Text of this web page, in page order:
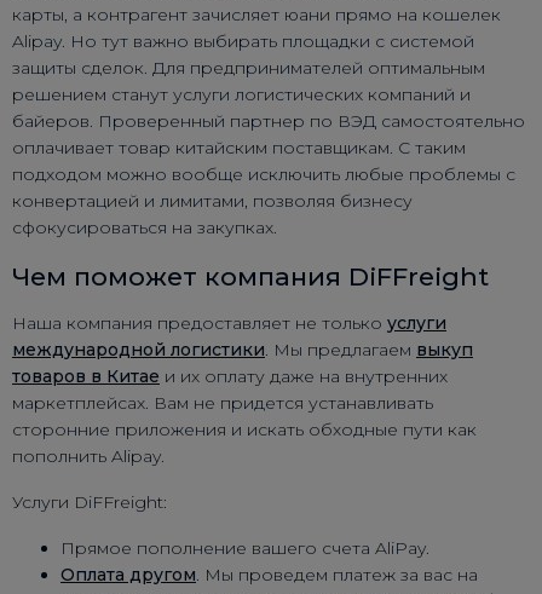
карты, а контрагент зачисляет юани прямо на кошелек
Alipay. Но тут важно выбирать площадки с системой
защиты сделок. Для предпринимателей оптимальным
решением станут услуги логистических компаний и
байеров. Проверенный партнер по ВЭД самостоятельно
оплачивает товар китайским поставщикам. С таким
подходом можно вообще исключить любые проблемы с
конвертацией и лимитами, позволяя бизнесу
сфокусироваться на закупках.
Чем поможет компания DiFFreight
Наша компания предоставляет не только услуги
международной логистики. Мы предлагаем выкуп
товаров в Китае и их оплату даже на внутренних
маркетплейсах. Вам не придется устанавливать
сторонние приложения и искать обходные пути как
пополнить Alipay.
Услуги DiFFreight:
Прямое пополнение вашего счета AliPay.
Оплата другом. Мы проведем платеж за вас на